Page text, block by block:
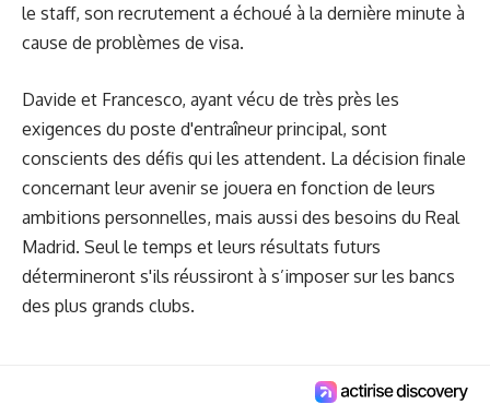
le staff, son recrutement a échoué à la dernière minute à
cause de problèmes de visa.
Davide et Francesco, ayant vécu de très près les
exigences du poste d'entraîneur principal, sont
conscients des défis qui les attendent. La décision finale
concernant leur avenir se jouera en fonction de leurs
ambitions personnelles, mais aussi des besoins du Real
Madrid. Seul le temps et leurs résultats futurs
détermineront s'ils réussiront à s’imposer sur les bancs
des plus grands clubs.